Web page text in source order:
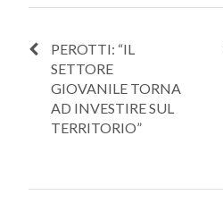
PEROTTI: “IL
SETTORE
GIOVANILE TORNA
AD INVESTIRE SUL
TERRITORIO”